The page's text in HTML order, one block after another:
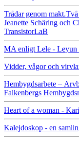
Trådar genom
Jeanette Schäring och
TransistorLaB
MA enligt Lele - Leyun
Vidder, vågor och
Hembygdsarbete –
Falkenbergs
Heart of a woman -
Kalejdoskop - en